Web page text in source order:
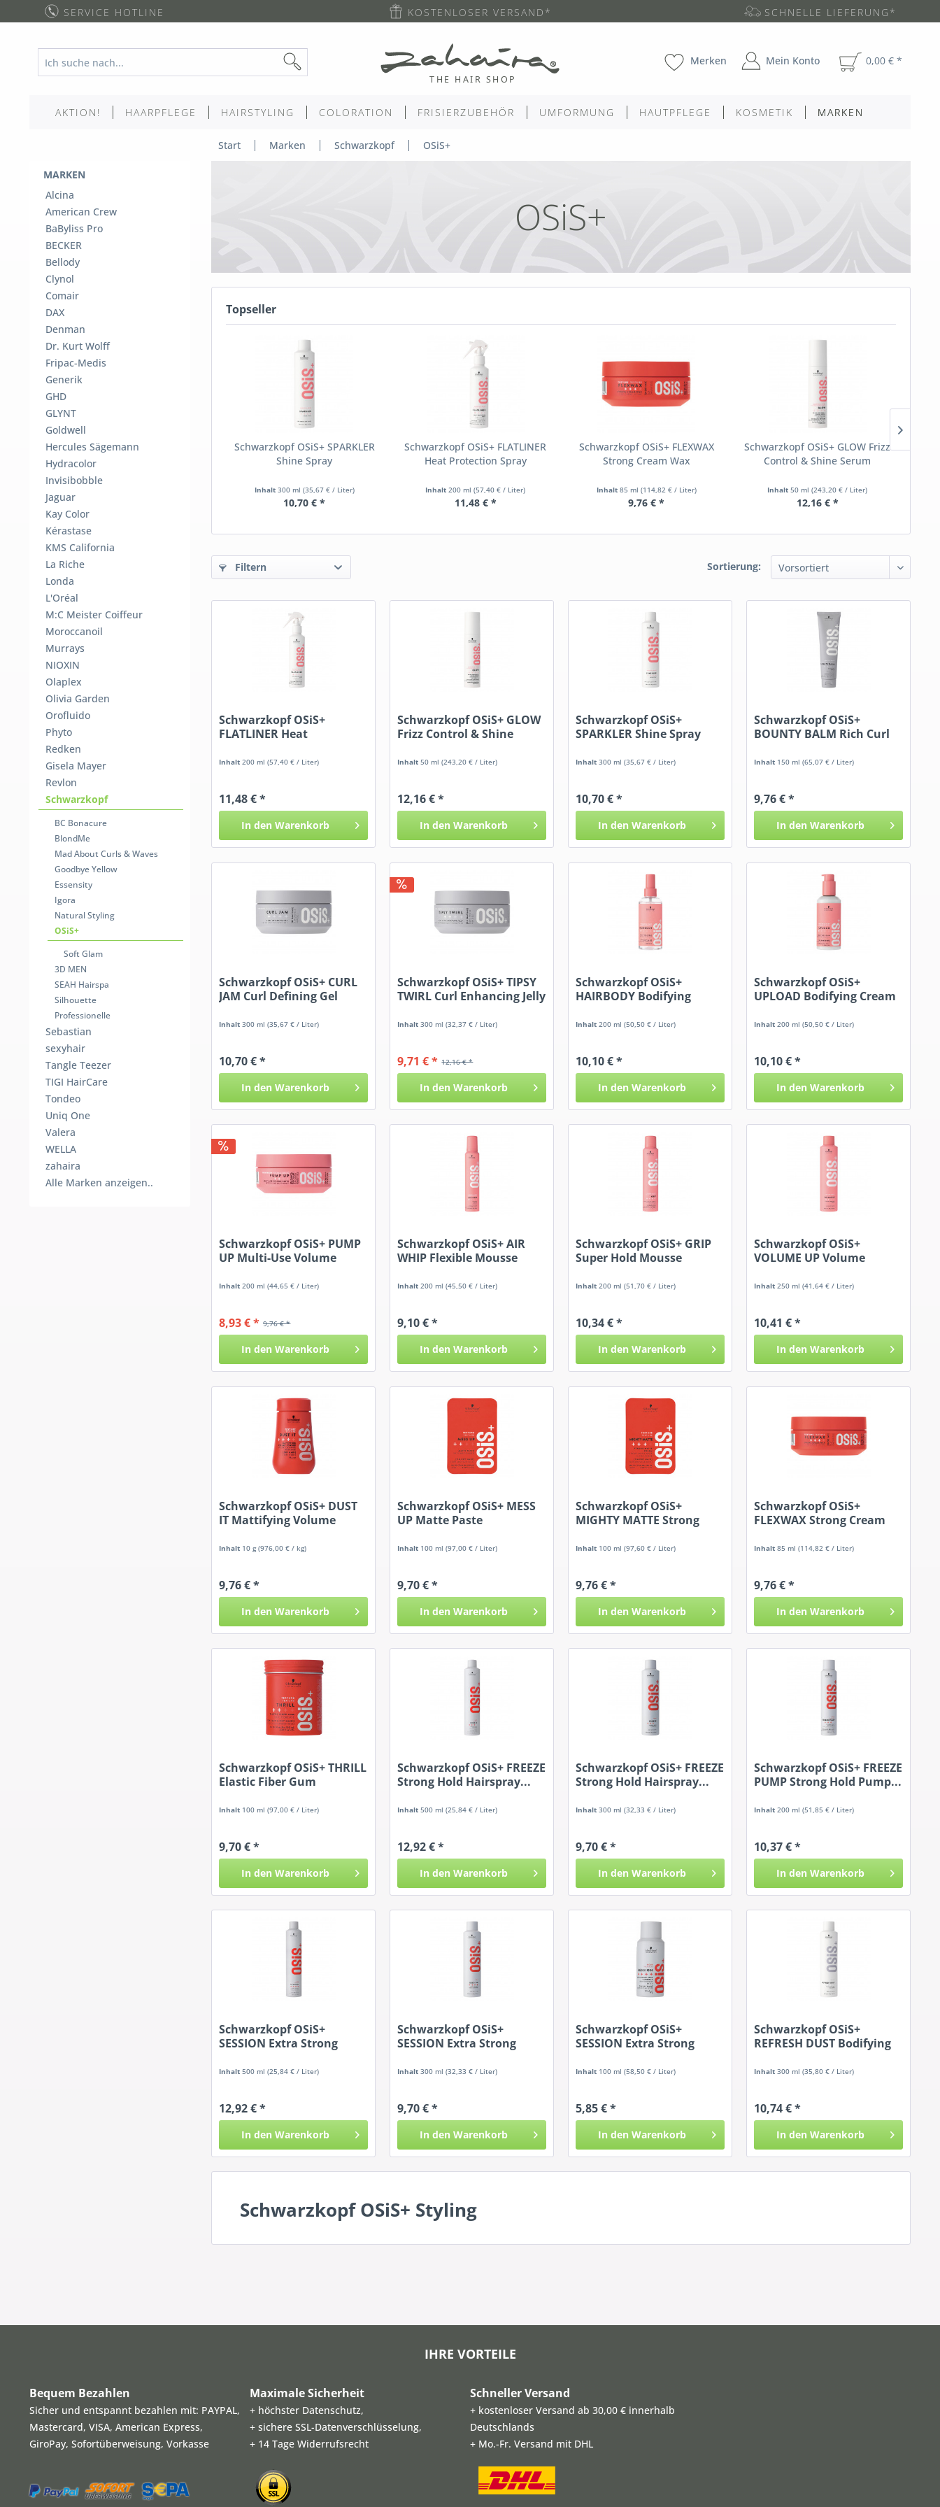
SERVICE HOTLINE KOSTENLOSER VERSAND* SCHNELLE LIEFERUNG*
Merken Mein Konto 0,00 € *
AKTION! HAARPFLEGE HAIRSTYLING COLORATION FRISIERZUBEHÖR UMFORMUNG HAUTPFLEGE KOSMETIK MARKEN
MARKEN
Alcina
American Crew
BaByliss Pro
BECKER
Bellody
Clynol
Comair
DAX
Denman
Dr. Kurt Wolff
Fripac-Medis
Generik
GHD
GLYNT
Goldwell
Hercules Sägemann
Hydracolor
Invisibobble
Jaguar
Kay Color
Kérastase
KMS California
La Riche
Londa
L'Oréal
M:C Meister Coiffeur
Moroccanoil
Murrays
NIOXIN
Olaplex
Olivia Garden
Orofluido
Phyto
Redken
Gisela Mayer
Revlon
Schwarzkopf
BC Bonacure
BlondMe
Mad About Curls & Waves
Goodbye Yellow
Essensity
Igora
Natural Styling
OSiS+
Soft Glam
3D MEN
SEAH Hairspa
Silhouette
Professionelle
Sebastian
sexyhair
Tangle Teezer
TIGI HairCare
Tondeo
Uniq One
Valera
WELLA
zahaira
Alle Marken anzeigen..
Start Marken Schwarzkopf OSiS+
OSiS+
Topseller
Schwarzkopf OSiS+ SPARKLER
Shine Spray
Inhalt 300 ml (35,67 € / Liter)
10,70 € *
Schwarzkopf OSiS+ FLATLINER
Heat Protection Spray
Inhalt200 ml(57,40 € / Liter)
11,48 € *
Schwarzkopf OSiS+ FLEXWAX
Strong Cream Wax
Inhalt 85 ml (114,82 € / Liter)
9,76 € *
Schwarzkopf OSiS+ GLOW Frizz
Control & Shine Serum
Inhalt50 ml(243,20 € / Liter)
12,16 € *
Filtern Sortierung:
Schwarzkopf OSiS+
FLATLINER Heat
Inhalt200 ml(57,40 € / Liter)
11,48 € *
In den Warenkorb
Schwarzkopf OSiS+ GLOW
Frizz Control & Shine
Inhalt50 ml(243,20 € / Liter)
12,16 € *
In den Warenkorb
Schwarzkopf OSiS+
SPARKLER Shine Spray
Inhalt300 ml(35,67 € / Liter)
10,70 € *
In den Warenkorb
Schwarzkopf OSiS+
BOUNTY BALM Rich Curl
Inhalt 150 ml(65,07 € / Liter)
9,76 € *
In den Warenkorb
Schwarzkopf OSiS+ CURL
JAM Curl Defining Gel
Inhalt300 ml(35,67 € / Liter)
10,70 € *
In den Warenkorb
Schwarzkopf OSiS+ TIPSY
TWIRL Curl Enhancing Jelly
Inhalt300 ml(32,37 € / Liter)
12,16 € *
9,71 € *
In den Warenkorb
Schwarzkopf OSiS+
HAIRBODY Bodifying
Inhalt 200 ml(50,50 € / Liter)
10,10 € *
In den Warenkorb
Schwarzkopf OSiS+
UPLOAD Bodifying Cream
Inhalt 200 ml(50,50 € / Liter)
10,10 € *
In den Warenkorb
Schwarzkopf OSiS+ PUMP
UP Multi-Use Volume
Inhalt200 ml(44,65 € / Liter)
9,76 € *
8,93 € *
In den Warenkorb
Schwarzkopf OSiS+ AIR
WHIP Flexible Mousse
Inhalt200 ml(45,50 € / Liter)
9,10 € *
In den Warenkorb
Schwarzkopf OSiS+ GRIP
Super Hold Mousse
Inhalt200 ml(51,70 € / Liter)
10,34 € *
In den Warenkorb
Schwarzkopf OSiS+
VOLUME UP Volume
Inhalt250 ml(41,64 € / Liter)
10,41 € *
In den Warenkorb
Schwarzkopf OSiS+ DUST
IT Mattifying Volume
Inhalt 10 g(976,00 € / kg)
9,76 € *
In den Warenkorb
Schwarzkopf OSiS+ MESS
UP Matte Paste
Inhalt 100 ml(97,00 € / Liter)
9,70 € *
In den Warenkorb
Schwarzkopf OSiS+
MIGHTY MATTE Strong
Inhalt 100 ml(97,60 € / Liter)
9,76 € *
In den Warenkorb
Schwarzkopf OSiS+
FLEXWAX Strong Cream
Inhalt85 ml(114,82 € / Liter)
9,76 € *
In den Warenkorb
Schwarzkopf OSiS+ THRILL
Elastic Fiber Gum
Inhalt 100 ml(97,00 € / Liter)
9,70 € *
In den Warenkorb
Schwarzkopf OSiS+ FREEZE
Strong Hold Hairspray...
Inhalt500 ml(25,84 € / Liter)
12,92 € *
In den Warenkorb
Schwarzkopf OSiS+ FREEZE
Strong Hold Hairspray...
Inhalt300 ml(32,33 € / Liter)
9,70 € *
In den Warenkorb
Schwarzkopf OSiS+ FREEZE
PUMP Strong Hold Pump...
Inhalt200 ml(51,85 € / Liter)
10,37 € *
In den Warenkorb
Schwarzkopf OSiS+
SESSION Extra Strong
Inhalt500 ml(25,84 € / Liter)
12,92 € *
In den Warenkorb
Schwarzkopf OSiS+
SESSION Extra Strong
Inhalt300 ml(32,33 € / Liter)
9,70 € *
In den Warenkorb
Schwarzkopf OSiS+
SESSION Extra Strong
Inhalt 100 ml(58,50 € / Liter)
5,85 € *
In den Warenkorb
Schwarzkopf OSiS+
REFRESH DUST Bodifying
Inhalt300 ml(35,80 € / Liter)
10,74 € *
In den Warenkorb
Schwarzkopf OSiS+ Styling
IHRE VORTEILE
Bequem Bezahlen
Sicher und entspannt bezahlen mit: PAYPAL,
Mastercard, VISA, American Express,
GiroPay, Sofortüberweisung, Vorkasse
Maximale Sicherheit
+ höchster Datenschutz,
+ sichere SSL-Datenverschlüsselung,
+ 14 Tage Widerrufsrecht
Schneller Versand
+ kostenloser Versand ab 30,00 € innerhalb
Deutschlands
+ Mo.-Fr. Versand mit DHL